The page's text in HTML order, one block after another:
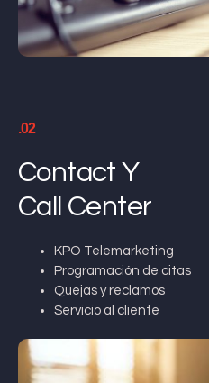
.02
Contact Y
Call Center
KPO Telemarketing
Programación de citas
Quejas y reclamos
Servicio al cliente